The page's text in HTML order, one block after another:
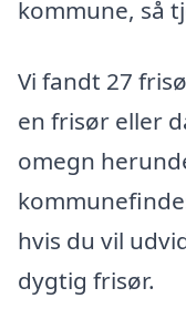
kommune, så
Vi fandt 27
en frisør eller
omegn
hvis du vil
dygtig frisør.